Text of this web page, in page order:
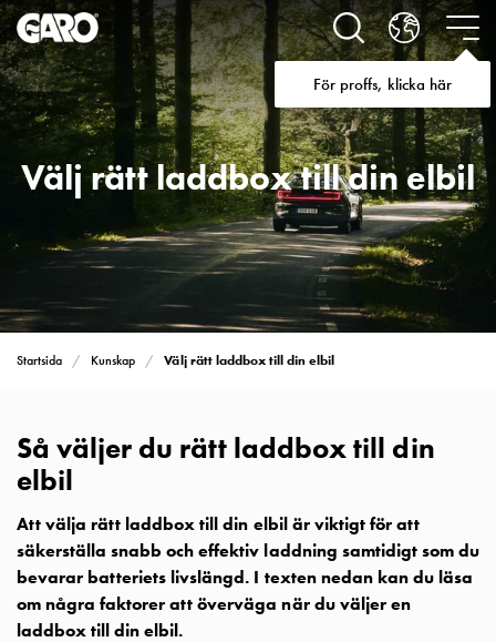
För proffs, klicka här
Lösningar
för
Elbilsladdning
villa
Elbilsladdning
bostadsrättsförening
Elbilsladdning
Elbilsladdning
publika
Marina
Villan
Campingplatser
fordonstrafik
Produkter
Laddboxar
Motorvärmare
Laddstationer
(AC)
Laddstationer
43kW
Startsida Kunskap Välj rätt laddbox till din elbil
Välj rätt laddbox till din elbil
Så väljer du rätt laddbox till din
elbil
Att välja rätt laddbox till din elbil är viktigt för att
säkerställa snabb och effektiv laddning samtidigt som du
bevarar batteriets livslängd. I texten nedan kan du läsa
om några faktorer att överväga när du väljer en
laddbox till din elbil.